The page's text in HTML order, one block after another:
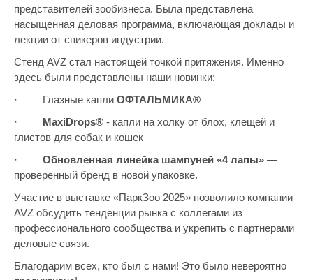
представителей зообизнеса. Была представлена
насыщенная деловая программа, включающая доклады и
лекции от спикеров индустрии.
Стенд AVZ стал настоящей точкой притяжения. Именно
здесь были представлены наши новинки:
· Глазные капли ОФТАЛЬМИКА®
· MaxiDrops® - капли на холку от блох, клещей и
глистов для собак и кошек
· Обновленная линейка шампуней «4 лапы» —
проверенный бренд в новой упаковке.
Участие в выставке «ПаркЗоо 2025» позволило компании
AVZ обсудить тенденции рынка с коллегами из
профессионального сообщества и укрепить с партнерами
деловые связи.
Благодарим всех, кто был с нами! Это было невероятно